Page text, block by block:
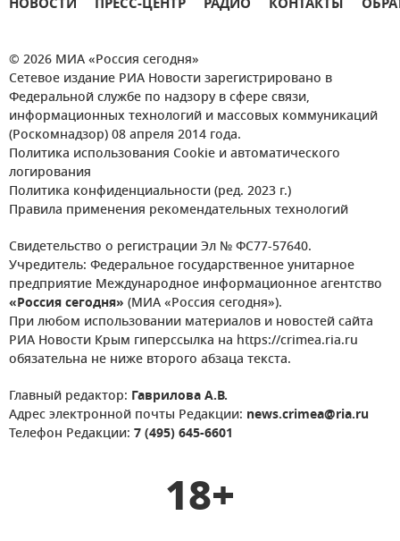
НОВОСТИ ПРЕСС-ЦЕНТР РАДИО КОНТАКТЫ
© 2026 МИА «Россия сегодня»
Сетевое издание РИА Новости зарегистрировано в
Федеральной службе по надзору в сфере связи,
информационных технологий и массовых коммуникаций
(Роскомнадзор) 08 апреля 2014 года.
Политика использования Cookie и автоматического
логирования
Политика конфиденциальности (ред. 2023 г.)
Правила применения рекомендательных технологий
Свидетельство о регистрации Эл № ФС77-57640.
Учредитель: Федеральное государственное унитарное
предприятие Международное информационное агентство
«Россия сегодня» (МИА «Россия сегодня»).
При любом использовании материалов и новостей сайта
РИА Новости Крым гиперссылка на https://crimea.ria.ru
обязательна не ниже второго абзаца текста.
Главный редактор: Гаврилова А.В.
Адрес электронной почты Редакции: news.crimea@ria.ru
Телефон Редакции: 7 (495) 645-6601
18+